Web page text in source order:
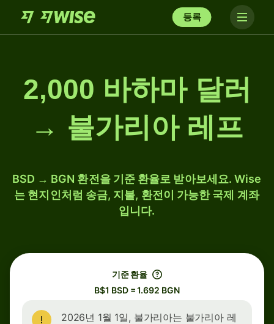
등록
2,000 바하마 달러
→ 불가리아 레프
BSD → BGN 환전을 기준 환율로 받아보세요. Wise
는 현지인처럼 송금, 지불, 환전이 가능한 국제 계좌
입니다.
기준 환율
B$1 BSD = 1.692 BGN
2026년 1월 1일, 불가리아는 불가리아 레